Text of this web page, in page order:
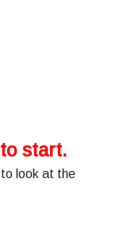
start.
look at the